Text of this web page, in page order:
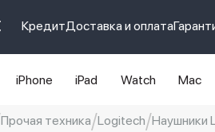
КредитДоставка и оплата
iPhone iPad Watch Mac
Прочая техника Logitech Наушники